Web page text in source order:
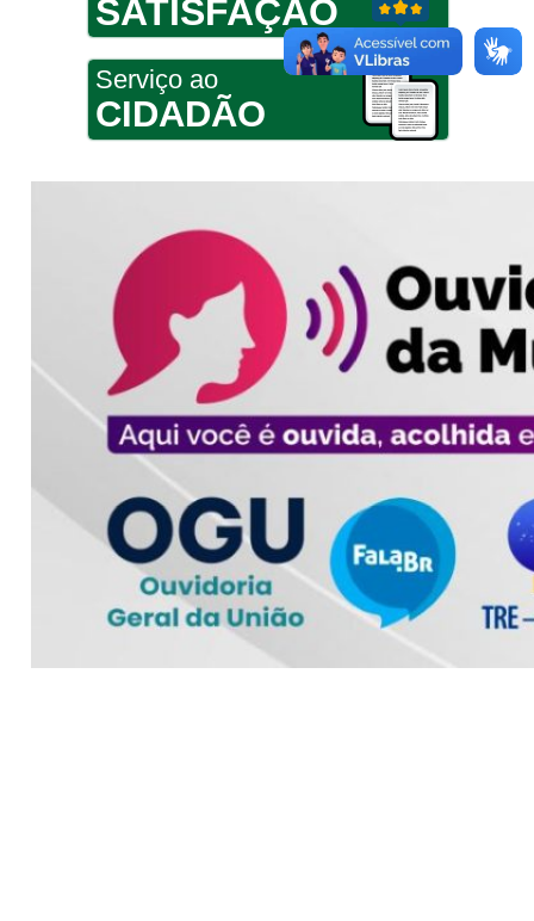
SATISFAÇÃO
Serviço ao
CIDADÃO